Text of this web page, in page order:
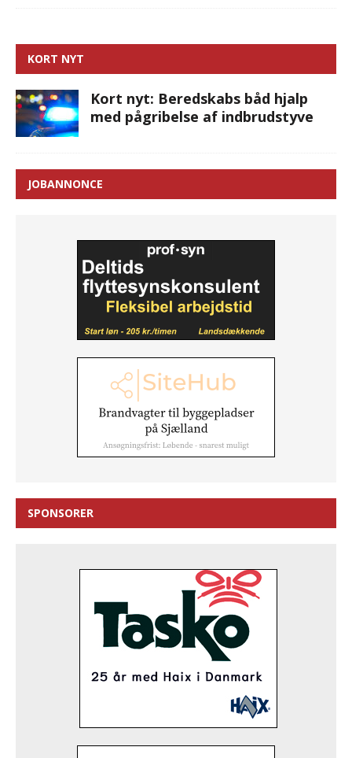
KORT NYT
Kort nyt: Beredskabs båd hjalp
med pågribelse af indbrudstyve
JOBANNONCE
SPONSORER